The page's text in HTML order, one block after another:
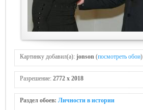
Картинку добавил(а): jonson (посмотреть обои)
Разрешение: 2772 x 2018
Раздел обоев: Личности в истории